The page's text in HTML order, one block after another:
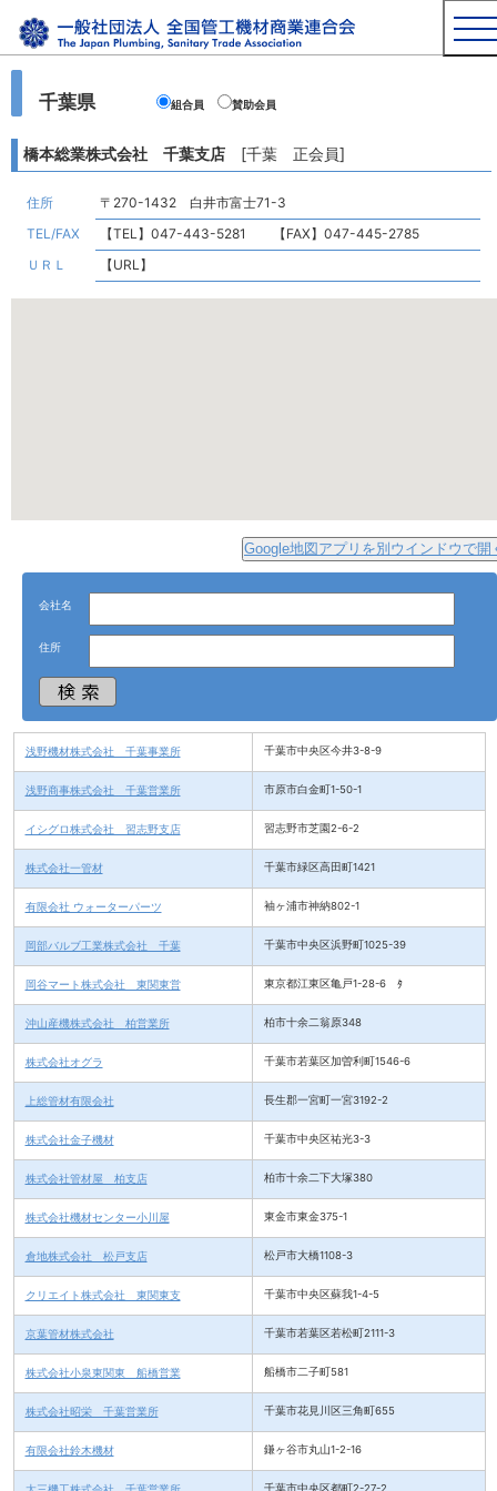
千葉県 組合員 賛助会員
橋本総業株式会社 千葉支店 [千葉 正会員]
住所
〒270-1432 白井市富士71-3
TEL/FAX
【TEL】047-443-5281 【FAX】047-445-2785
ＵＲＬ
【URL】
Google地図アプリを別ウインドウで開
会社名
住所
浅野機材株式会社 千葉事業所 千葉市中央区今井3-8-9
浅野商事株式会社 千葉営業所 市原市白金町1-50-1
イシグロ株式会社 習志野支店 習志野市芝園2-6-2
株式会社一管材 千葉市緑区高田町1421
有限会社 ウォーターパーツ 袖ヶ浦市神納802-1
岡部バルブ工業株式会社 千葉 千葉市中央区浜野町1025-39
岡谷マート株式会社 東関東営 東京都江東区亀戸1-28-6 ﾀ
沖山産機株式会社 柏営業所 柏市十余二翁原348
株式会社オグラ 千葉市若葉区加曽利町1546-6
上総管材有限会社 長生郡一宮町一宮3192-2
株式会社金子機材 千葉市中央区祐光3-3
株式会社管材屋 柏支店 柏市十余二下大塚380
株式会社機材センター小川屋 東金市東金375-1
倉地株式会社 松戸支店 松戸市大橋1108-3
クリエイト株式会社 東関東支 千葉市中央区蘇我1-4-5
京葉管材株式会社 千葉市若葉区若松町2111-3
株式会社小泉東関東 船橋営業 船橋市二子町581
株式会社昭栄 千葉営業所 千葉市花見川区三角町655
有限会社鈴木機材 鎌ヶ谷市丸山1-2-16
千葉市中央区都町2-27-2